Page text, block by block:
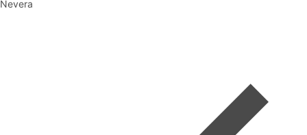
Nevera